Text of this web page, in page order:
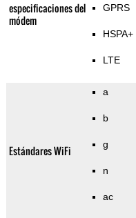
especificaciones del
módem
GPRS
HSPA+
LTE
Estándares WiFi
a
b
g
n
ac